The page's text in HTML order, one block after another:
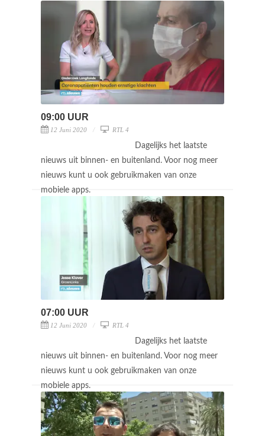
09:00 UUR
12 Juni 2020 RTL 4
Dagelijks het laatste
nieuws uit binnen- en buitenland. Voor nog meer
nieuws kunt u ook gebruikmaken van onze
mobiele apps.
07:00 UUR
12 Juni 2020 RTL 4
Dagelijks het laatste
nieuws uit binnen- en buitenland. Voor nog meer
nieuws kunt u ook gebruikmaken van onze
mobiele apps.